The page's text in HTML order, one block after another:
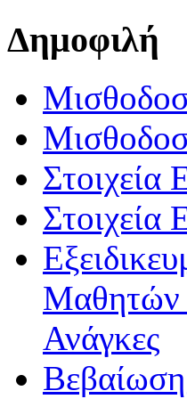
Δημοφιλή
Στοιχεία
Στοιχεία
Μαθητών
Ανάγκες